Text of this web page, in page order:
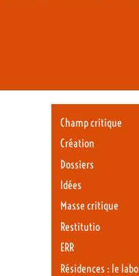
Champ critique
Création
Dossiers
Idées
Masse critique
Restitutio
ERR
Résidences : le labo